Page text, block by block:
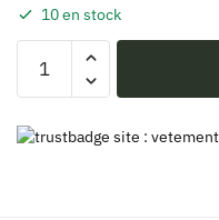
10 en stock
Sac
Soirée